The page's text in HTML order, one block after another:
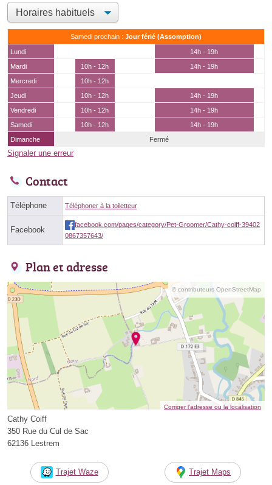
Samedi prochain : Jour férié (Assomption)
Lundi
14h - 19h
Mardi
10h - 12h
14h - 19h
Mercredi
10h - 12h
Jeudi
10h - 12h
14h - 19h
Vendredi
10h - 12h
14h - 19h
Samedi
10h - 12h
14h - 19h
Dimanche
Fermé
Signaler une erreur
Contact
Téléphone Téléphoner à la toiletteur
Facebook
facebook.com/pages/category/Pet-Groomer/Cathy-coiff-39402
0867357643/
Plan et adresse
© contributeurs OpenStreetMap
Corriger l’adresse ou la localisation
Cathy Coiff
350 Rue du Cul de Sac
62136 Lestrem
Trajet Waze Trajet Maps